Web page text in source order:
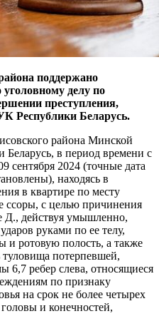
поддержано
уголовному делу по
преступления,
Республики Беларусь.
района Минской
Беларусь, в период времени с
сентября 2024 (точные дата
находясь в
в квартире по месту
ссоры, с целью причинения
Д., действуя умышленно,
руками по ее телу,
и ротовую полость, а также
туловища потерпевшей,
6,7 ребер слева, относящиеся
по признаку
на срок не более четырех
и конечностей,